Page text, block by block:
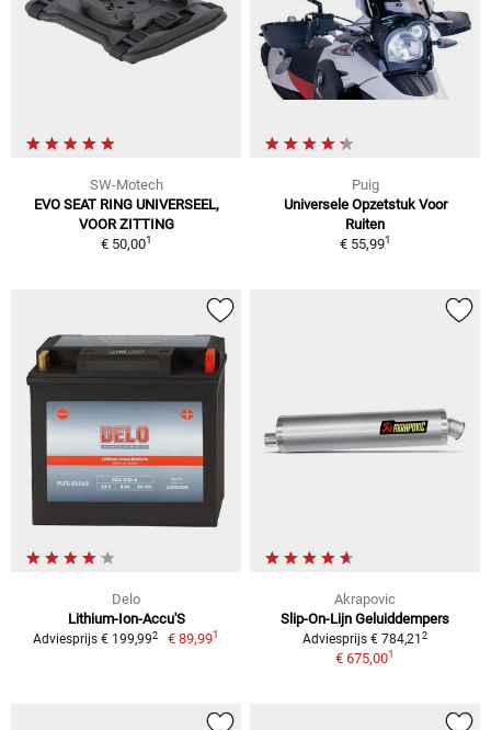
SW-Motech
EVO SEAT RING UNIVERSEEL,
VOOR ZITTING
€ 50,001
Puig
Universele Opzetstuk Voor
Ruiten
€ 55,991
Delo
Lithium-Ion-Accu'S
Adviesprijs € 199,992 € 89,991
Akrapovic
Slip-On-Lijn Geluiddempers
Adviesprijs € 784,21 2
€ 675,001